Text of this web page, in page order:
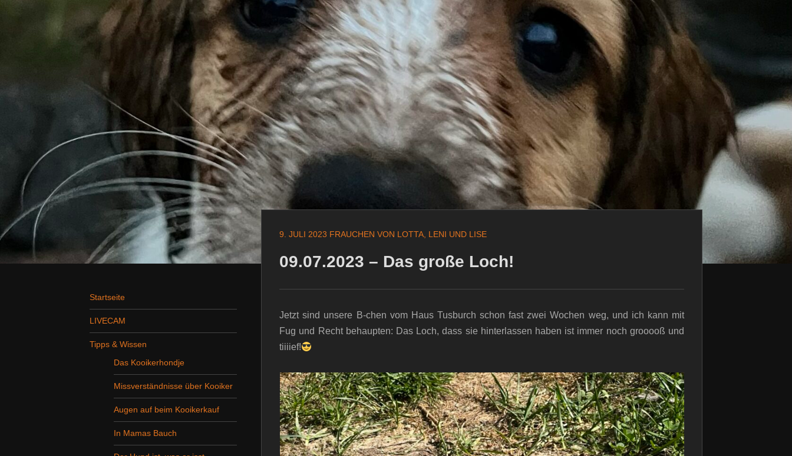
9. JULI 2023 FRAUCHEN VON LOTTA, LENI UND LISE
09.07.2023 – Das große Loch!
Jetzt sind unsere B-chen vom Haus Tusburch schon fast zwei Wochen weg, und ich kann mit
Fug und Recht behaupten: Das Loch, dass sie hinterlassen haben ist immer noch grooooß und
tiiiief!
Startseite
LIVECAM
Tipps & Wissen
Das Kooikerhondje
Missverständnisse über Kooiker
Augen auf beim Kooikerkauf
In Mamas Bauch